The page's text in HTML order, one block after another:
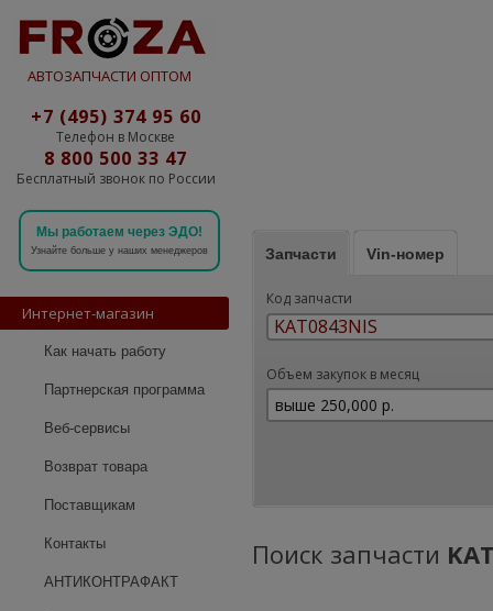
АВТОЗАПЧАСТИ ОПТОМ
+7 (495) 374 95 60
Телефон в Москве
8 800 500 33 47
Бесплатный звонок по России
Мы работаем через ЭДО!
Узнайте больше у наших менеджеров
Интернет-магазин
Как начать работу
Партнерская программа
Веб-сервисы
Возврат товара
Поставщикам
Контакты
АНТИКОНТРАФАКТ
Запчасти Vin-номер
Код запчасти
Объем закупок в месяц
Поиск запчасти